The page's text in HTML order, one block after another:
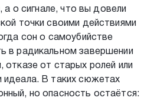
а о сигнале, что вы довели
точки своими действиями
сон о самоубийстве
в радикальном завершении
от старых ролей или
В таких сюжетах
но опасность остаётся: